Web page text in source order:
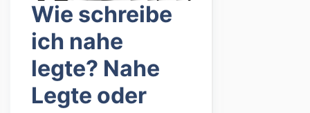
Wie schreibe
ich nahe
legte? Nahe
Legte oder